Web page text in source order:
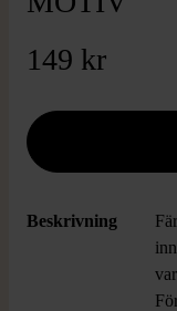
149 kr
Beskrivning